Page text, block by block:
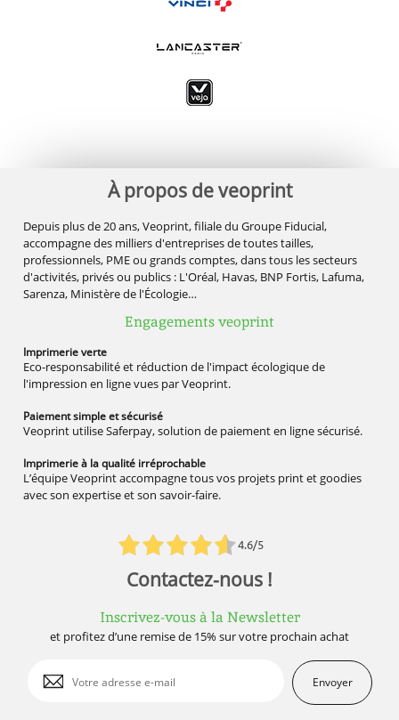
À propos de veoprint
Depuis plus de 20 ans, Veoprint, filiale du Groupe Fiducial,
accompagne des milliers d'entreprises de toutes tailles,
professionnels, PME ou grands comptes, dans tous les secteurs
d'activités, privés ou publics : L'Oréal, Havas, BNP Fortis, Lafuma,
Sarenza, Ministère de l'Écologie…
Engagements veoprint
4.6/5
Imprimerieverte
Eco-responsabilité et réduction de l'impact écologique de
l'impression en ligne vues par Veoprint.
Paiement simpleet sécurisé
Veoprint utilise Saferpay, solution de paiement en ligne sécurisé.
Imprimerie à la qualité irréprochable
L’équipe Veoprint accompagne tous vos projets print et goodies
avec son expertise et son savoir-faire.
Contactez-nous !
Inscrivez-vous à la Newsletter
et profitez d’une remise de 15% sur votre prochain achat
Envoyer